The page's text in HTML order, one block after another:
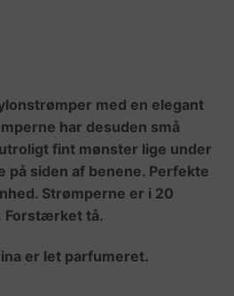
med en elegant
har desuden små
fint mønster lige under
på siden af benene. Perfekte
Strømperne er i 20
Forstærket tå.
er let parfumeret.